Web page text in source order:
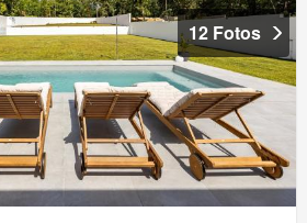
12 Fotos